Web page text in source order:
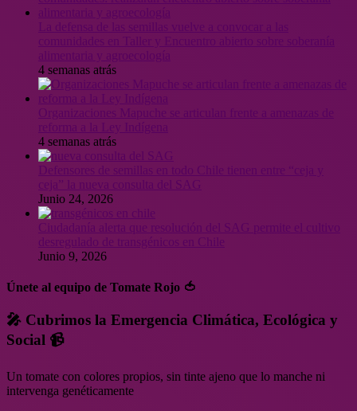
4 semanas atrás
Organizaciones Mapuche se articulan frente a amenazas de
4 semanas atrás
Junio 24, 2026
Ciudadanía alerta que resolución del SAG permite el cultivo
desregulado de transgénicos en Chile
Junio 9, 2026
Únete al equipo de Tomate Rojo 🍅
🎤 Cubrimos la Emergencia Climática, Ecológica y
Social 📹
Un tomate con colores propios, sin tinte ajeno que lo manche ni
intervenga genéticamente